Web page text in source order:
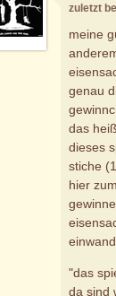
zuletzt
meine
genau
das
dieses
stiche
hier
"das
da sind